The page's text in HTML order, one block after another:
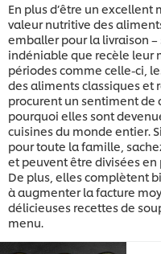
En plus d’être un excellent
valeur nutritive des
emballer pour la livraison
indéniable que recèle leur
périodes comme celle-ci,
des aliments classiques et
procurent un sentiment de
pourquoi elles sont
cuisines du monde entier.
pour toute la famille,
et peuvent être divisées
De plus, elles complètent
à augmenter la facture
délicieuses recettes de
menu.